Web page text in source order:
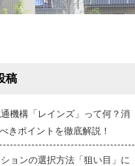
任意売却
稿
機構「レインズ」って何？消
きポイントを徹底解説！
ョンの選択方法「狙い目」に